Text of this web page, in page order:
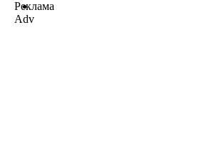
Реклама
Adv